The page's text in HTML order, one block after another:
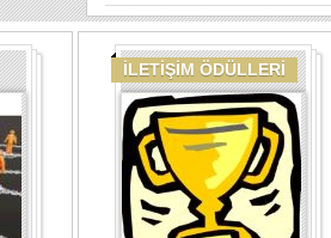
İLETİŞİM ÖDÜLLERİ